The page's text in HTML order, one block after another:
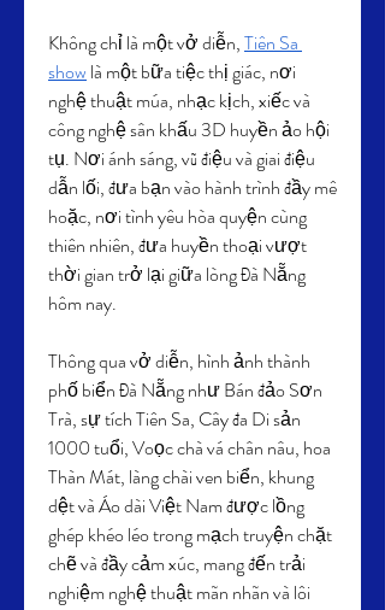
Không chỉ là một vở diễn, Tiên Sa
show là một bữa tiệc thị giác, nơi
nghệ thuật múa, nhạc kịch, xiếc và
công nghệ sân khấu 3D huyền ảo hội
tụ. Nơi ánh sáng, vũ điệu và giai điệu
dẫn lối, đưa bạn vào hành trình đầy mê
hoặc, nơi tình yêu hòa quyện cùng
thiên nhiên, đưa huyền thoại vượt
thời gian trở lại giữa lòng Đà Nẵng
hôm nay.
Thông qua vở diễn, hình ảnh thành
phố biển Đà Nẵng như Bán đảo Sơn
Trà, sự tích Tiên Sa, Cây đa Di sản
1000 tuổi, Voọc chà vá chân nâu, hoa
Thàn Mát, làng chài ven biển, khung
dệt và Áo dài Việt Nam được lồng
ghép khéo léo trong mạch truyện chặt
chẽ và đầy cảm xúc, mang đến trải
nghiệm nghệ thuật mãn nhãn và lôi